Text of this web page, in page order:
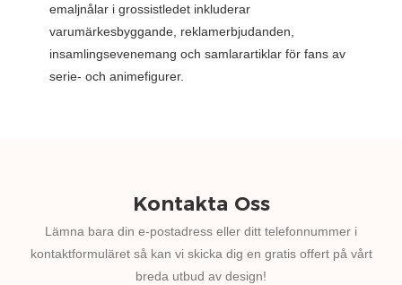
emaljnålar i grossistledet inkluderar
varumärkesbyggande, reklamerbjudanden,
insamlingsevenemang och samlarartiklar för fans av
serie- och animefigurer.
Kontakta Oss
Lämna bara din e-postadress eller ditt telefonnummer i
kontaktformuläret så kan vi skicka dig en gratis offert på vårt
breda utbud av design!